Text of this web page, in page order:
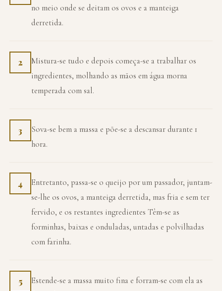
no meio onde se deitam os ovos e a manteiga
derretida.
2
Mistura-se tudo e depois começa-se a trabalhar os
ingredientes, molhando as mãos em água morna
temperada com sal.
3
Sova-se bem a massa e põe-se a descansar durante 1
hora.
4
Entretanto, passa-se o queijo por um passador, juntam-
se-lhe os ovos, a manteiga derretida, mas fria e sem ter
fervido, e os restantes ingredientes Têm-se as
forminhas, baixas e onduladas, untadas e polvilhadas
com farinha.
5
Estende-se a massa muito fina e forram-se com ela as